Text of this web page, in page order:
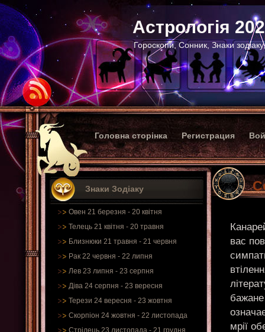
Астрологія
Гороскопи, Сонник, Знаки
Головна сторінка Регистрация
Знаки Зодіаку
Овен 21 березня - 20 квітня
Телець 21 квітня - 20 травня
Близнюки 21 травня - 21 червня
Рак 22 червня - 22 липня
Лев 23 липня - 23 серпня
Діва 24 серпня - 23 вересня
Терези 24 вересня - 23 жовтня
Скорпіон 24 жовтня - 22 листопада
Стрілець 23 листопада - 21 грудня
вас
мрії